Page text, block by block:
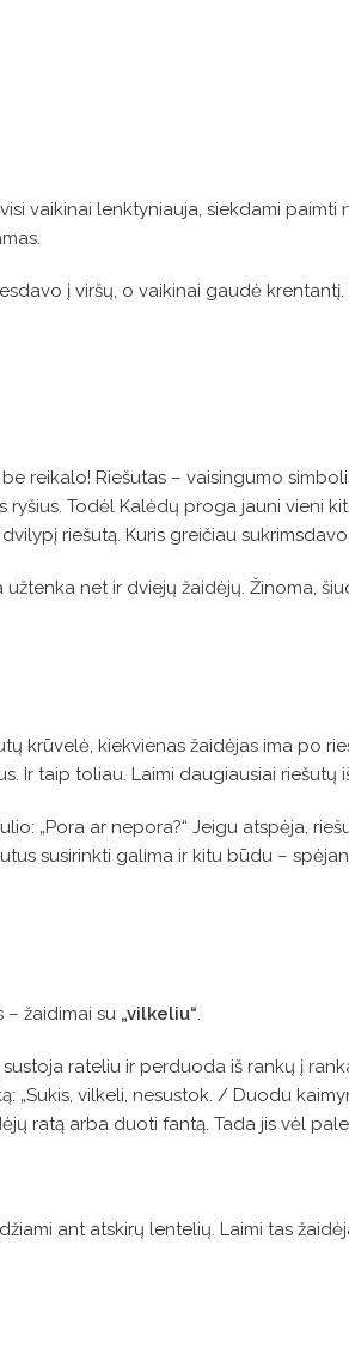
vaikinai lenktyniauja, siekdami
į viršų, o vaikinai gaudė
be reikalo! Riešutas – vaisingumo
Todėl Kalėdų proga jauni vieni
riešutą. Kuris greičiau
net ir dviejų žaidėjų. Žinoma,
krūvelė, kiekvienas žaidėjas ima po
Ir taip toliau. Laimi daugiausiai
„Pora ar nepora?“ Jeigu atspėja,
susirinkti galima ir kitu būdu –
– žaidimai su „vilkeliu“.
rateliu ir perduoda iš rankų į
„Sukis, vilkeli, nesustok. / Duodu
ratą arba duoti fantą. Tada jis vėl
ant atskirų lentelių. Laimi tas